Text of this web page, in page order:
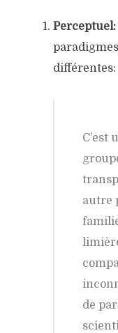
Perceptuel:
différentes:
C’est
autre
de